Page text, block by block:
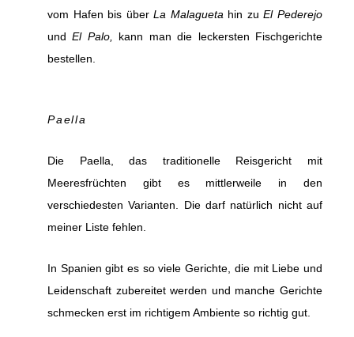
vom Hafen bis überLa Malagueta hin zuEl Pederejo
undEl Palo, kann man die leckersten Fischgerichte
bestellen.
Paella
Die Paella, das traditionelle Reisgericht mit
Meeresfrüchten gibt es mittlerweile in den
verschiedesten Varianten. Die darf natürlich nicht auf
meiner Liste fehlen.
In Spanien gibt es so viele Gerichte, die mit Liebe und
Leidenschaft zubereitet werden und manche Gerichte
schmecken erst im richtigem Ambiente so richtig gut.